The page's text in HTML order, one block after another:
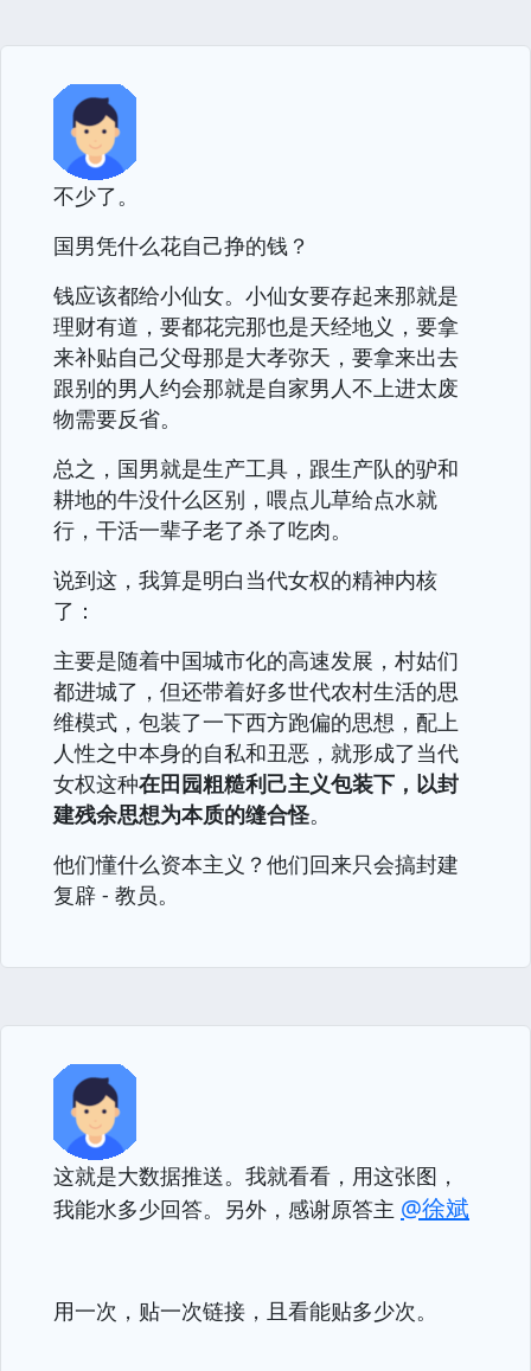
不少了。
国男凭什么花自己挣的钱？
钱应该都给小仙女。小仙女要存起来那就是
理财有道，要都花完那也是天经地义，要拿
来补贴自己父母那是大孝弥天，要拿来出去
跟别的男人约会那就是自家男人不上进太废
物需要反省。
总之，国男就是生产工具，跟生产队的驴和
耕地的牛没什么区别，喂点儿草给点水就
行，干活一辈子老了杀了吃肉。
说到这，我算是明白当代女权的精神内核
了：
主要是随着中国城市化的高速发展，村姑们
都进城了，但还带着好多世代农村生活的思
维模式，包装了一下西方跑偏的思想，配上
人性之中本身的自私和丑恶，就形成了当代
女权这种在田园粗糙利己主义包装下，以封
建残余思想为本质的缝合怪。
他们懂什么资本主义？他们回来只会搞封建
复辟 - 教员。
这就是大数据推送。我就看看，用这张图，
我能水多少回答。另外，感谢原答主 @徐斌
用一次，贴一次链接，且看能贴多少次。